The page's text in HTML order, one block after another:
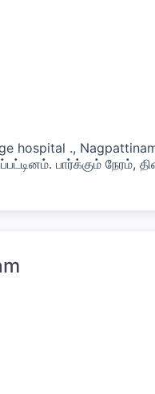
hospital .,
பார்க்கும் நேரம்,